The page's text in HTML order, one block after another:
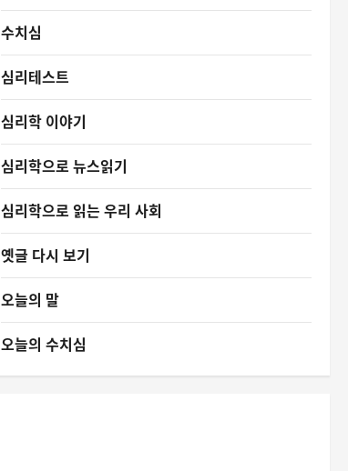
수치심
심리테스트
심리학 이야기
심리학으로 뉴스읽기
심리학으로 읽는 우리 사회
옛글 다시 보기
오늘의 말
오늘의 수치심